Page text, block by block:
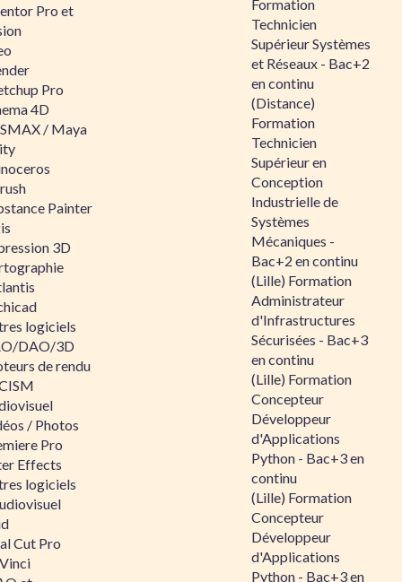
Pro et
Pro
4D
/ Maya
Painter
3D
logiciels
DAO/3D
de rendu
/ Photos
Pro
Effects
logiciels
Cut Pro
Formation
Technicien
Supérieur Systèmes
et Réseaux - Bac+2
en continu
(Distance)
Formation
Technicien
Supérieur en
Conception
Industrielle de
Systèmes
Mécaniques -
Bac+2 en continu
(Lille) Formation
Administrateur
d'Infrastructures
Sécurisées - Bac+3
en continu
(Lille) Formation
Concepteur
Développeur
d'Applications
Python - Bac+3 en
continu
(Lille) Formation
Concepteur
Développeur
d'Applications
Python - Bac+3 en